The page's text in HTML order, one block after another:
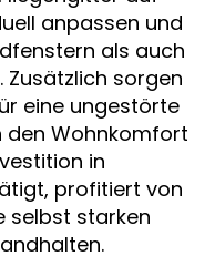
anpassen und
als auch
Zusätzlich sorgen
eine ungestörte
den Wohnkomfort
in
profitiert von
selbst starken